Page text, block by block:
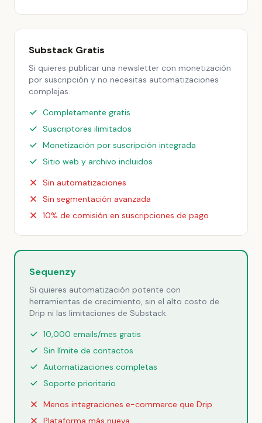
Substack Gratis
Si quieres publicar una newsletter con monetización
por suscripción y no necesitas automatizaciones
complejas.
Completamente gratis
Suscriptores ilimitados
Monetización por suscripción integrada
Sitio web y archivo incluidos
Sin automatizaciones
Sin segmentación avanzada
10% de comisión en suscripciones de pago
Sequenzy
Si quieres automatización potente con
herramientas de crecimiento, sin el alto costo de
Drip ni las limitaciones de Substack.
10,000 emails/mes gratis
Sin límite de contactos
Automatizaciones completas
Soporte prioritario
Menos integraciones e-commerce que Drip
Plataforma más nueva